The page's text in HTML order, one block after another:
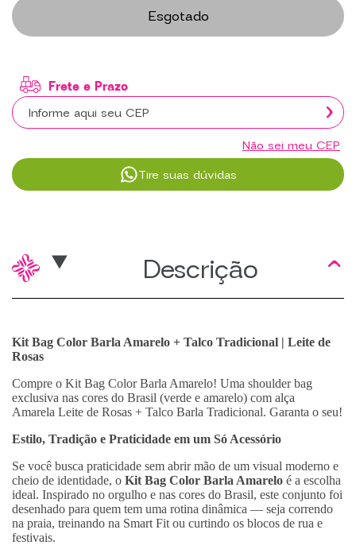
Esgotado
Não sei meu CEP
Tire suas dúvidas
Descrição
Kit Bag Color Barla Amarelo + Talco Tradicional | Leite de
Rosas
Compre o Kit Bag Color Barla Amarelo! Uma shoulder bag
exclusiva nas cores do Brasil (verde e amarelo) com alça
Amarela Leite de Rosas + Talco Barla Tradicional. Garanta o seu!
Estilo, Tradição e Praticidade em um Só Acessório
Se você busca praticidade sem abrir mão de um visual moderno e
cheio de identidade, o Kit Bag Color Barla Amarelo é a escolha
ideal. Inspirado no orgulho e nas cores do Brasil, este conjunto foi
desenhado para quem tem uma rotina dinâmica — seja correndo
na praia, treinando na Smart Fit ou curtindo os blocos de rua e
festivais.